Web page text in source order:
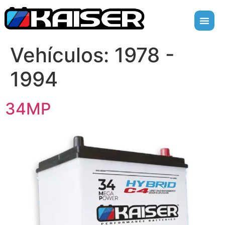
Vehículos: 1978 -
1994
34MP